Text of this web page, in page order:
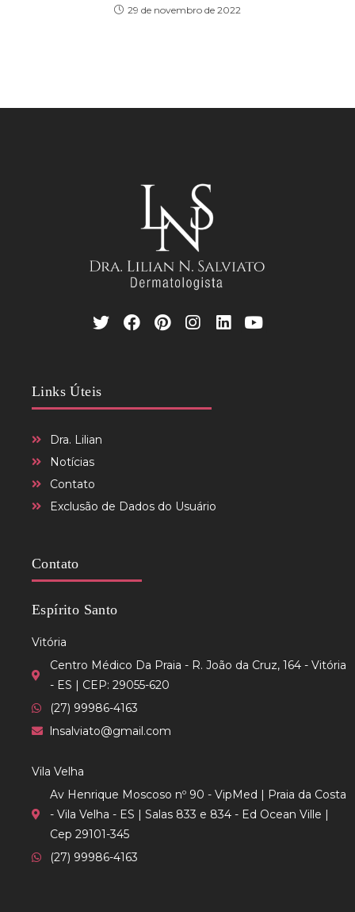
29 de novembro de 2022
Links Úteis
Dra. Lilian
Notícias
Contato
Exclusão de Dados do Usuário
Contato
Espírito Santo
Vitória
Centro Médico Da Praia - R. João da Cruz, 164 - Vitória
- ES | CEP: 29055-620
(27) 99986-4163
lnsalviato@gmail.com
Vila Velha
Av Henrique Moscoso nº 90 - VipMed | Praia da Costa
- Vila Velha - ES | Salas 833 e 834 - Ed Ocean Ville |
Cep 29101-345
(27) 99986-4163